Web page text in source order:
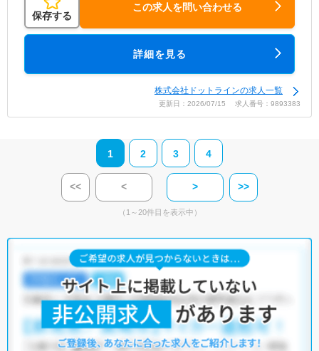
保存する
この求人を問い合わせる
詳細を見る
株式会社ドットラインの求人一覧
更新日：2026/07/15 求人番号：9893383
1 2 3 4
<< < > >>
（1～20件目を表示中）